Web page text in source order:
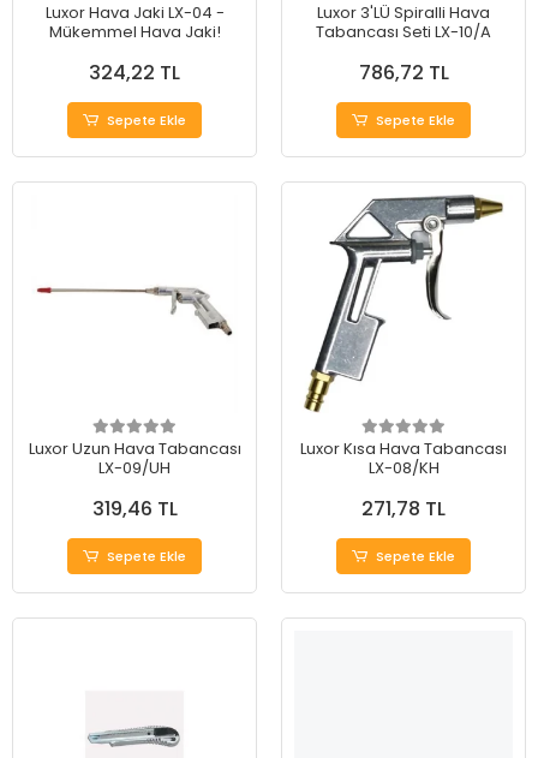
Luxor Hava Jaki LX-04 -
Mükemmel Hava Jaki!
324,22 TL
Sepete Ekle
Luxor 3'LÜ Spiralli Hava
Tabancası Seti LX-10/A
786,72 TL
Sepete Ekle
Luxor Uzun Hava Tabancası
LX-09/UH
319,46 TL
Sepete Ekle
Luxor Kısa Hava Tabancası
LX-08/KH
271,78 TL
Sepete Ekle